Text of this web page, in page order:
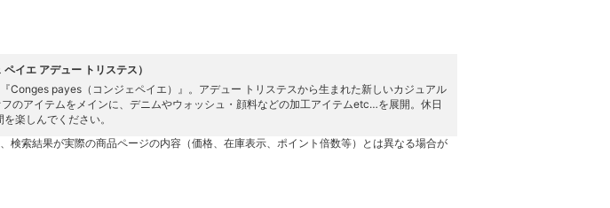
イエ アデュー トリステス）
Conges payes（コンジェペイエ）』。アデュー トリステスから生まれた新しいカジュアル
のアイテムをメインに、デニムやウォッシュ・顔料などの加工アイテムetc…を展開。休日
楽しんでください。
検索結果が実際の商品ページの内容（価格、在庫表示、ポイント倍数等）とは異なる場合が